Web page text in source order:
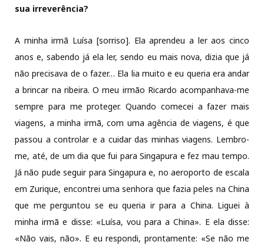
sua irreverência?
A minha irmã Luísa [sorriso]. Ela aprendeu a ler aos cinco
anos e, sabendo já ela ler, sendo eu mais nova, dizia que já
não precisava de o fazer… Ela lia muito e eu queria era andar
a brincar na ribeira. O meu irmão Ricardo acompanhava-me
sempre para me proteger. Quando comecei a fazer mais
viagens, a minha irmã, com uma agência de viagens, é que
passou a controlar e a cuidar das minhas viagens. Lembro-
me, até, de um dia que fui para Singapura e fez mau tempo.
Já não pude seguir para Singapura e, no aeroporto de escala
em Zurique, encontrei uma senhora que fazia peles na China
que me perguntou se eu queria ir para a China. Liguei à
minha irmã e disse: «Luísa, vou para a China». E ela disse:
«Não vais, não». E eu respondi, prontamente: «Se não me